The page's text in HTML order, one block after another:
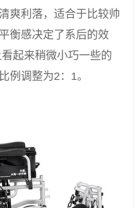
爽利落，适合于比较帅
衡感决定了系后的效
起来稍微小巧一些的
例调整为2：1。